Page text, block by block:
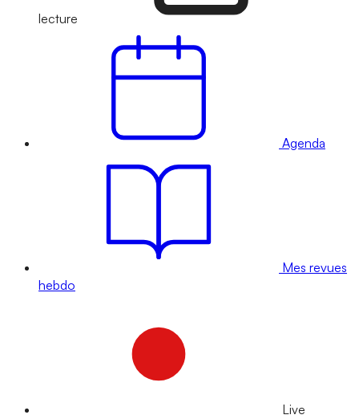
lecture
Agenda
Mes revues
hebdo
Live